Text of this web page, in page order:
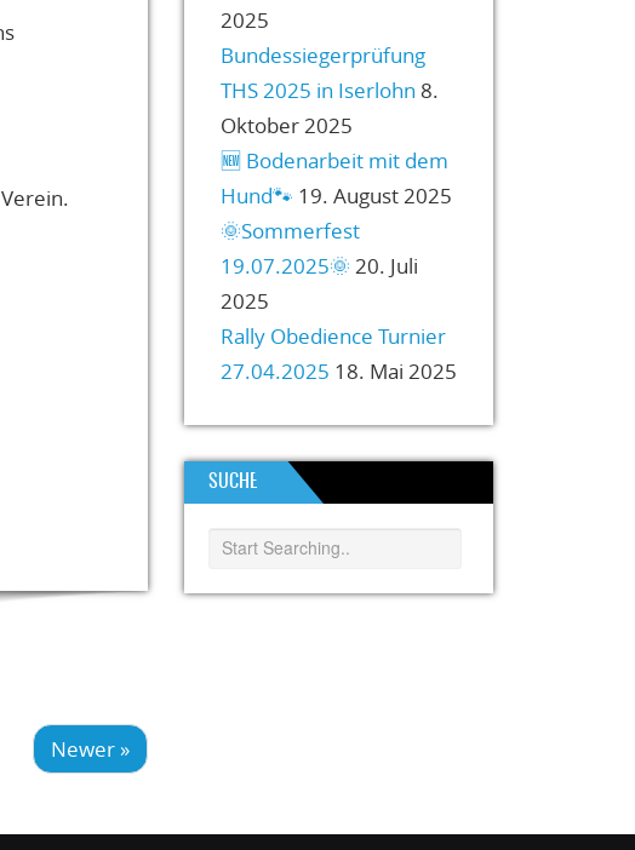
Newer »
2025
Bundessiegerprüfung
THS 2025 in Iserlohn 8.
Oktober 2025
🆕️ Bodenarbeit mit dem
Hund🐾 19. August 2025
🌞Sommerfest
19.07.2025🌞 20. Juli
2025
Rally Obedience Turnier
27.04.2025 18. Mai 2025
SUCHE